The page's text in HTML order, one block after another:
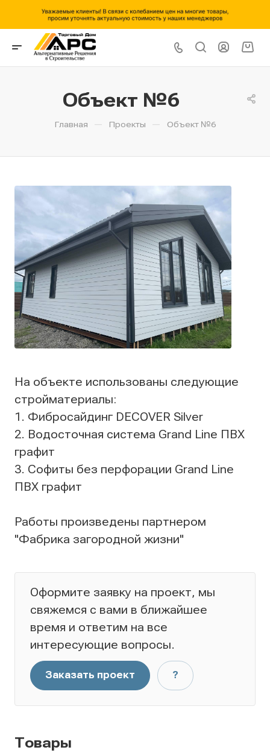
Объект №6
Главная — Проекты — Объект №6
На объекте использованы следующие
стройматериалы:
1. Фибросайдинг DECOVER Silver
2. Водосточная система Grand Line ПВХ
графит
3. Софиты без перфорации Grand Line
ПВХ графит
Работы произведены партнером
"Фабрика загородной жизни"
Оформите заявку на проект, мы
свяжемся с вами в ближайшее
время и ответим на все
интересующие вопросы.
Заказать проект ?
Товары